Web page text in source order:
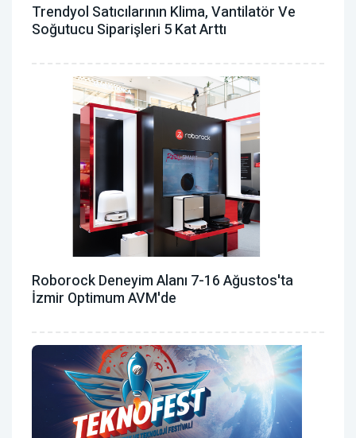
Trendyol Satıcılarının Klima, Vantilatör ‎ve
Soğutucu Siparişleri 5 Kat Arttı
Roborock Deneyim Alanı 7-16 Ağustos'ta
İzmir Optimum AVM'de